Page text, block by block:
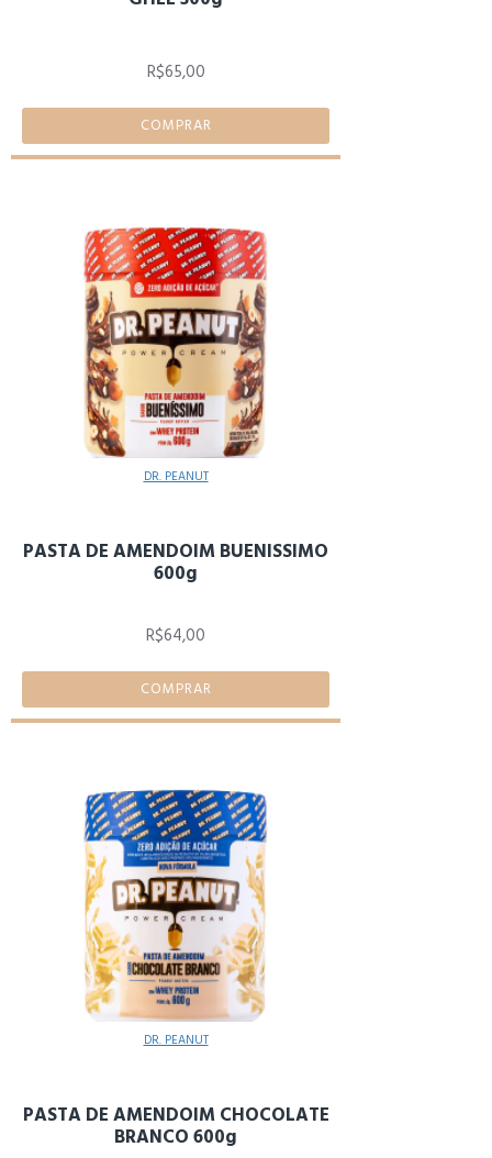
R$65,00
COMPRAR
DR. PEANUT
PASTA DE AMENDOIM BUENISSIMO
600g
R$64,00
COMPRAR
DR. PEANUT
PASTA DE AMENDOIM CHOCOLATE
BRANCO 600g